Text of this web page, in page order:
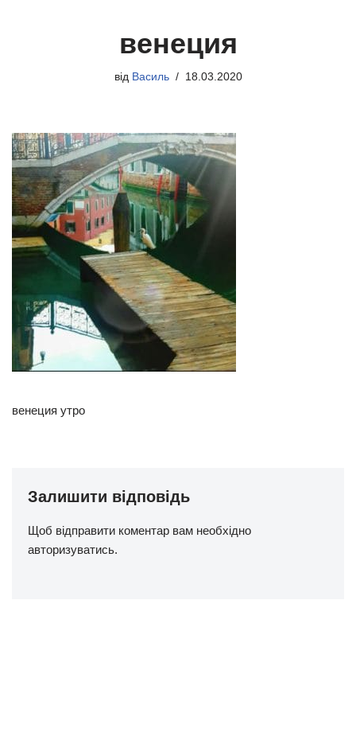
венеция
від Василь 18.03.2020
венеция утро
Залишити відповідь
Щоб відправити коментар вам необхідно
авторизуватись.